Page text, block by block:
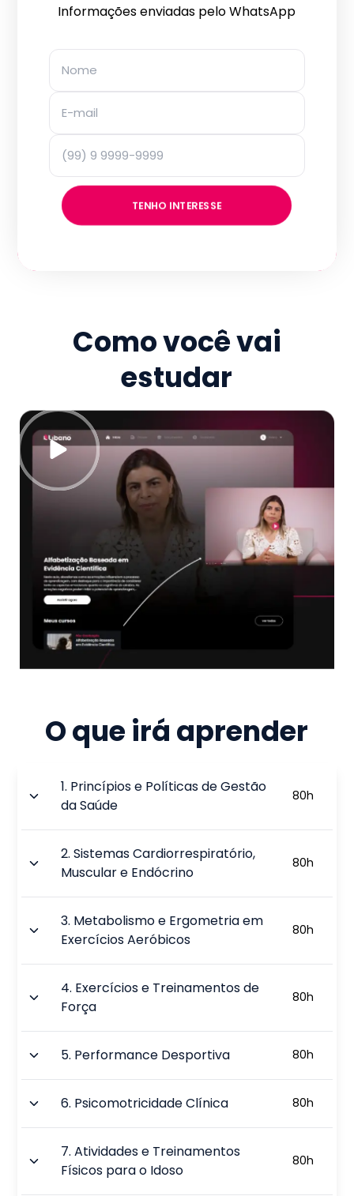
Informações enviadas pelo WhatsApp
TENHO INTERESSE
Como você vai
estudar
O que irá aprender
1. Princípios e Políticas de Gestão
da Saúde
80h
2.Sistemas Cardiorrespiratório,
Muscular e Endócrino
80h
3. Metabolismo e Ergometria em
Exercícios Aeróbicos
80h
4. Exercícios e Treinamentos de
Força
80h
5. Performance Desportiva 80h
6. Psicomotricidade Clínica 80h
7.Atividades e Treinamentos
Físicos para o Idoso
80h